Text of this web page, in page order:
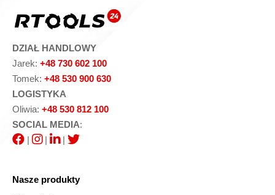
DZIAŁ HANDLOWY
Jarek: +48 730 602 100
Tomek: +48 530 900 630
LOGISTYKA
Oliwia: +48 530 812 100
SOCIAL MEDIA:
|
| |
Nasze produkty